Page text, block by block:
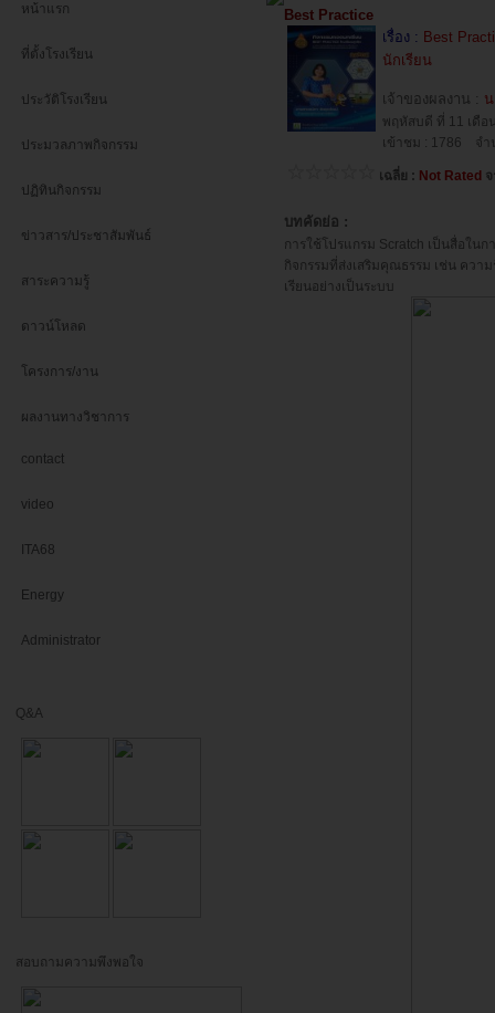
หน้าแรก
ที่ตั้งโรงเรียน
ประวัติโรงเรียน
ประมวลภาพกิจกรรม
ปฏิทินกิจกรรม
ข่าวสาร/ประชาสัมพันธ์
สาระความรู้
ดาวน์โหลด
โครงการ/งาน
ผลงานทางวิชาการ
contact
video
ITA68
Energy
Administrator
Q&A
สอบถามความพึงพอใจ
Best Practice
เรื่อง : Best
นักเรียน
เจ้าของผลงาน :
พฤหัสบดี ที่ 11 เดือ
เข้าชม : 1786 จำ
เฉลี่ย : Not Rated
บทคัดย่อ :
การใช้โปรแกรม Scratch เป็นสื่อใ
กิจกรรมที่ส่งเสริมคุณธรรม เช่น คว
เรียนอย่างเป็นระบบ